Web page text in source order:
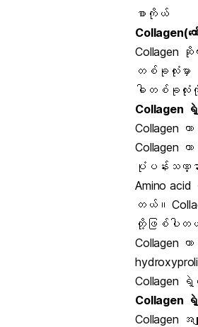
စာကိုယ်
Collagen(က
Collagen
တစ်ခုလုံးမှာ
ဓါတစ်ခုလုံးကို
Collagen
Collagen
Collagen
ပုံပန်းသဏ္ဍ
Amino acid
တယ်။
တို့ဖြစ်ပါတ
Collagen
Collagen ရဲ့
Collagen
Collagen အ